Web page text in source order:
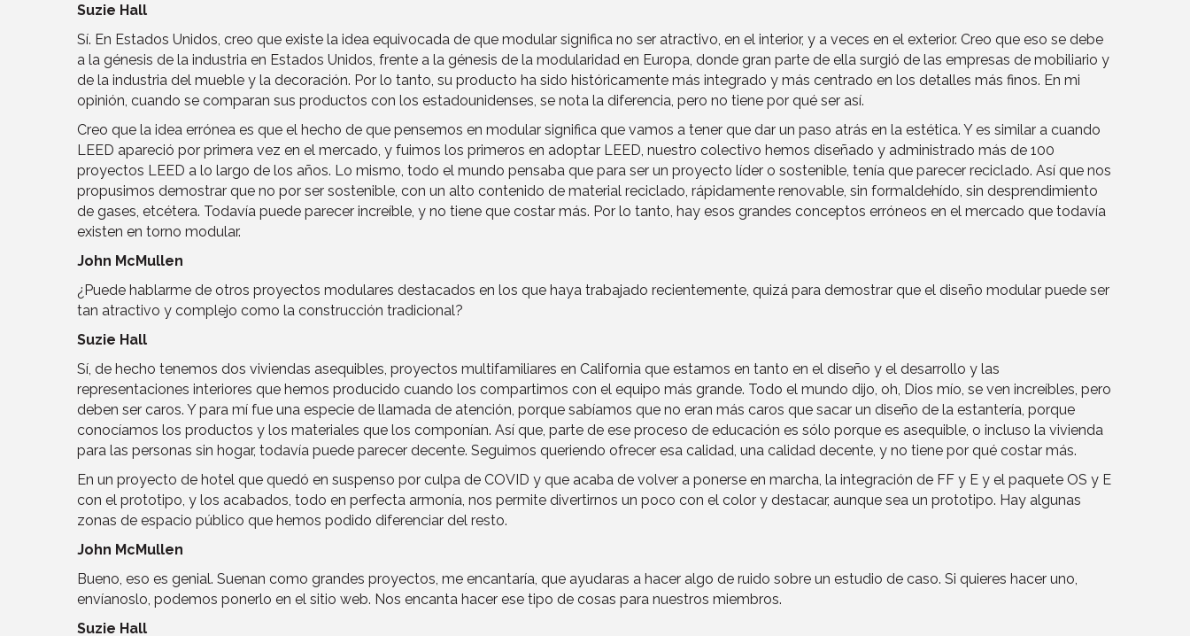
Suzie Hall
Sí. En Estados Unidos, creo que existe la idea equivocada de que modular significa no ser atractivo, en el interior, y a veces en el exterior. Creo que eso se debe
a la génesis de la industria en Estados Unidos, frente a la génesis de la modularidad en Europa, donde gran parte de ella surgió de las empresas de mobiliario y
de la industria del mueble y la decoración. Por lo tanto, su producto ha sido históricamente más integrado y más centrado en los detalles más finos. En mi
opinión, cuando se comparan sus productos con los estadounidenses, se nota la diferencia, pero no tiene por qué ser así.
Creo que la idea errónea es que el hecho de que pensemos en modular significa que vamos a tener que dar un paso atrás en la estética. Y es similar a cuando
LEED apareció por primera vez en el mercado, y fuimos los primeros en adoptar LEED, nuestro colectivo hemos diseñado y administrado más de 100
proyectos LEED a lo largo de los años. Lo mismo, todo el mundo pensaba que para ser un proyecto líder o sostenible, tenía que parecer reciclado. Así que nos
propusimos demostrar que no por ser sostenible, con un alto contenido de material reciclado, rápidamente renovable, sin formaldehído, sin desprendimiento
de gases, etcétera. Todavía puede parecer increíble, y no tiene que costar más. Por lo tanto, hay esos grandes conceptos erróneos en el mercado que todavía
existen en torno modular.
John McMullen
¿Puede hablarme de otros proyectos modulares destacados en los que haya trabajado recientemente, quizá para demostrar que el diseño modular puede ser
tan atractivo y complejo como la construcción tradicional?
Suzie Hall
Sí, de hecho tenemos dos viviendas asequibles, proyectos multifamiliares en California que estamos en tanto en el diseño y el desarrollo y las
representaciones interiores que hemos producido cuando los compartimos con el equipo más grande. Todo el mundo dijo, oh, Dios mío, se ven increíbles, pero
deben ser caros. Y para mí fue una especie de llamada de atención, porque sabíamos que no eran más caros que sacar un diseño de la estantería, porque
conocíamos los productos y los materiales que los componían. Así que, parte de ese proceso de educación es sólo porque es asequible, o incluso la vivienda
para las personas sin hogar, todavía puede parecer decente. Seguimos queriendo ofrecer esa calidad, una calidad decente, y no tiene por qué costar más.
En un proyecto de hotel que quedó en suspenso por culpa de COVID y que acaba de volver a ponerse en marcha, la integración de FF y E y el paquete OS y E
con el prototipo, y los acabados, todo en perfecta armonía, nos permite divertirnos un poco con el color y destacar, aunque sea un prototipo. Hay algunas
zonas de espacio público que hemos podido diferenciar del resto.
John McMullen
Bueno, eso es genial. Suenan como grandes proyectos, me encantaría, que ayudaras a hacer algo de ruido sobre un estudio de caso. Si quieres hacer uno,
envíanoslo, podemos ponerlo en el sitio web. Nos encanta hacer ese tipo de cosas para nuestros miembros.
Suzie Hall